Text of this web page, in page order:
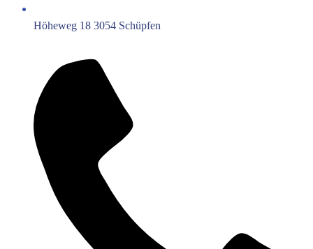
Höheweg 18 3054 Schüpfen